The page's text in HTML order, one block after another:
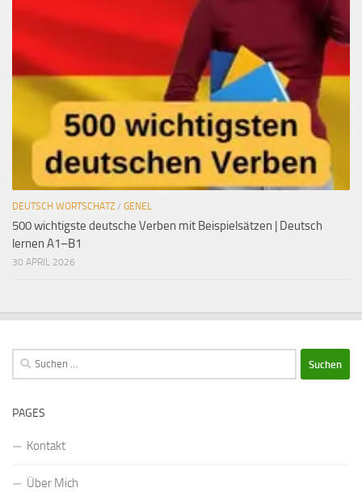
DEUTSCH WORTSCHATZ / GENEL
500 wichtigste deutsche Verben mit Beispielsätzen | Deutsch
lernen A1–B1
30 APRIL 2026
Suchen
nach:
PAGES
Kontakt
Über Mich